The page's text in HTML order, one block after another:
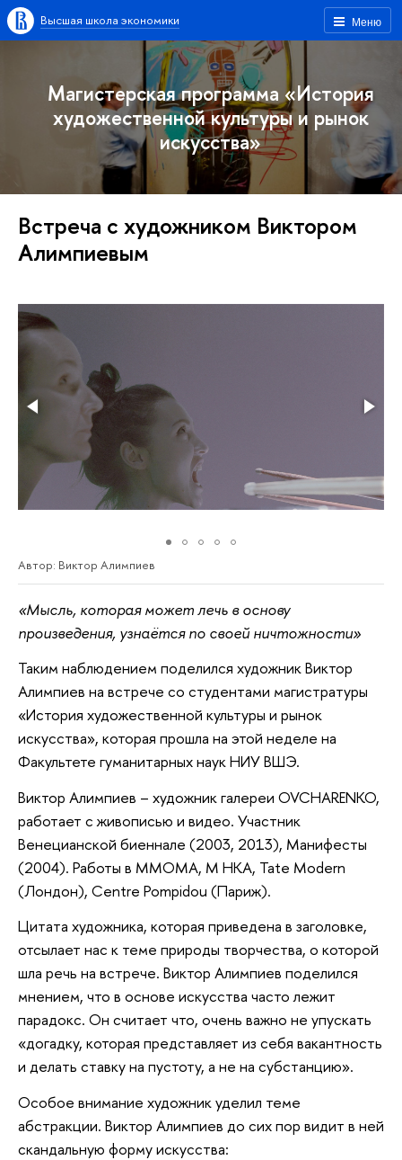
Меню
Высшая школа экономики
Магистерская программа «История
художественной культуры и рынок
искусства»
Встреча с художником Виктором
Алимпиевым
Автор: Виктор Алимпиев
«Мысль, которая может лечь в основу
произведения, узнаётся по своей ничтожности»
Таким наблюдением поделился художник Виктор
Алимпиев на встрече со студентами магистратуры
«История художественной культуры и рынок
искусства», которая прошла на этой неделе на
Факультете гуманитарных наук НИУ ВШЭ.
Виктор Алимпиев – художник галереи OVCHARENKO,
работает с живописью и видео. Участник
Венецианской биеннале (2003, 2013), Манифесты
(2004). Работы в ММОМА, М НКА, Tate Modern
(Лондон), Centre Pompidou (Париж).
Цитата художника, которая приведена в заголовке,
отсылает нас к теме природы творчества, о которой
шла речь на встрече. Виктор Алимпиев поделился
мнением, что в основе искусства часто лежит
парадокс. Он считает что, очень важно не упускать
«догадку, которая представляет из себя вакантность
и делать ставку на пустоту, а не на субстанцию».
Особое внимание художник уделил теме
абстракции. Виктор Алимпиев до сих пор видит в ней
скандальную форму искусства: